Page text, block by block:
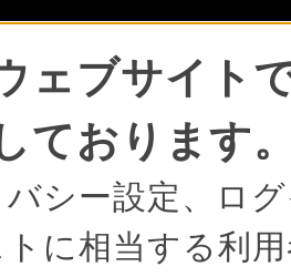
ータブルオーディオプレーヤー ウォークマ
ポータブルオーディオプレーヤー ウォークマン
リー 楽しみかたガイド PCアプ
プ
ェブサイト
ております
シー設定、ロ
トに相当する利